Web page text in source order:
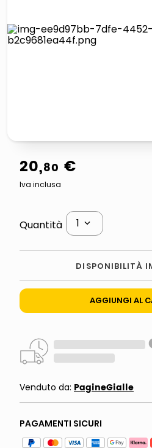
lucidatrice pavimenti
pattumiera raccolta
20,80 €
Iva inclusa
Quantità 1
DISPONIBILITÀ
AGGIUNGI AL
Venduto da: PagineGialle
PAGAMENTI SICURI